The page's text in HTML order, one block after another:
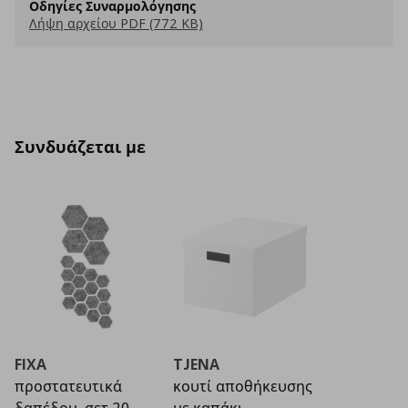
Οδηγίες Συναρμολόγησης
Λήψη αρχείου PDF (772 KB)
Συνδυάζεται με
FIXA
προστατευτικά
TJENA
κουτί αποθήκευσης